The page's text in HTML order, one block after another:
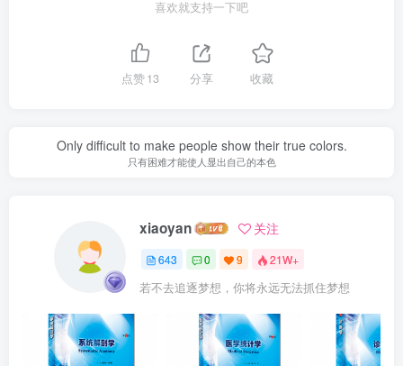
喜欢就支持一下吧
点赞13 分享 收藏
Only difficult to make people show their true colors.
只有困难才能使人显出自己的本色
xiaoyan 关注
643 0 9 21W+
若不去追逐梦想，你将永远无法抓住梦想